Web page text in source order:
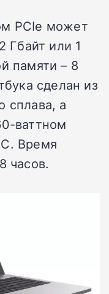
PCIe может
Гбайт или 1
памяти – 8
сделан из
сплава, а
ваттном
Время
часов.